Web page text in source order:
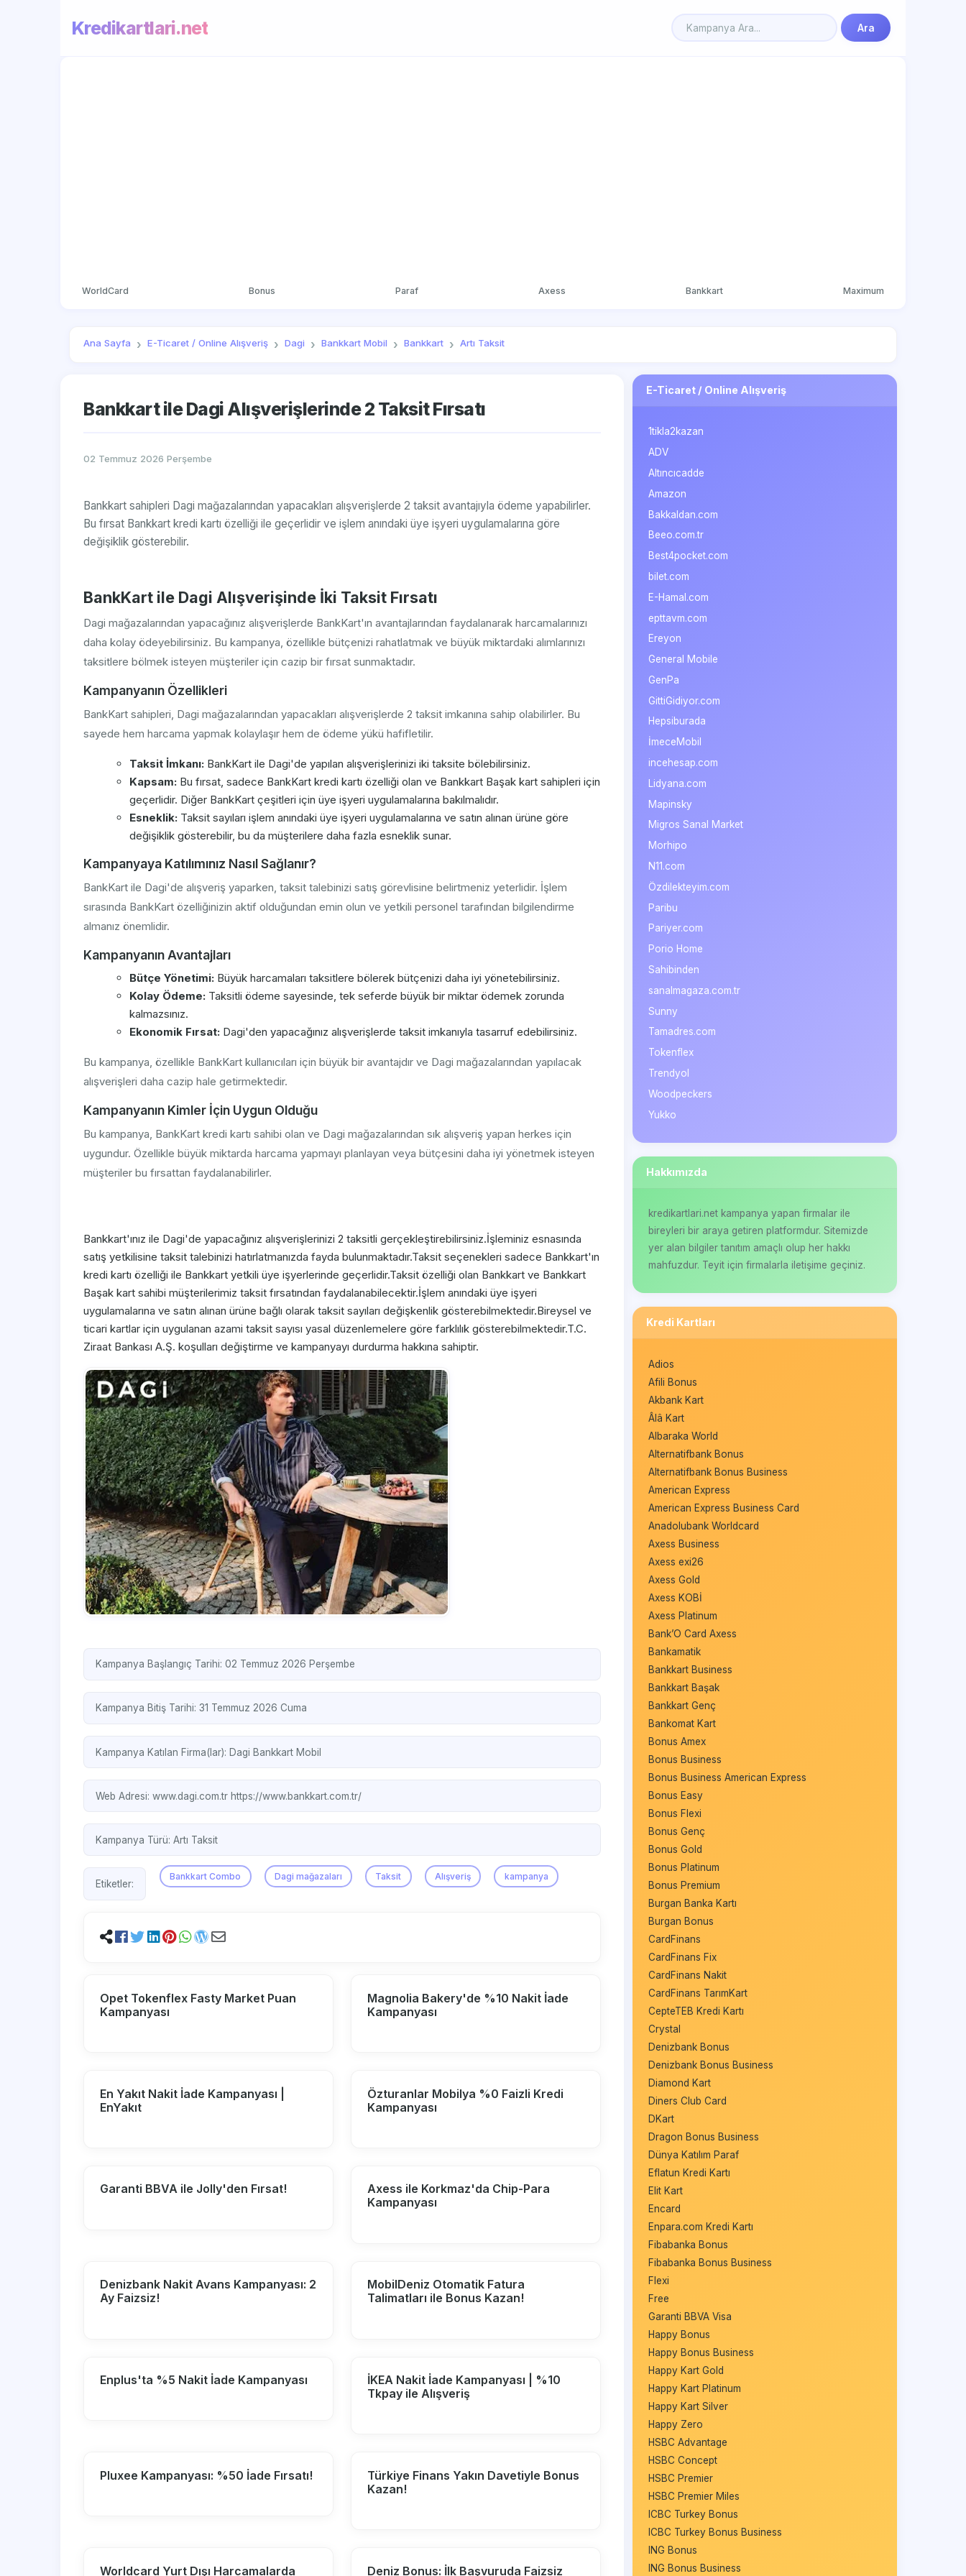
Kredikartlari.net Ara
WorldCard Bonus Paraf Axess Bankkart Maximum
Ana Sayfa E-Ticaret / Online Alışveriş Dagi Bankkart Mobil Bankkart Artı Taksit
Bankkart ile Dagi Alışverişlerinde 2 Taksit Fırsatı
02 Temmuz 2026 Perşembe
Bankkart sahipleri Dagi mağazalarından yapacakları alışverişlerde 2 taksit avantajıyla ödeme yapabilirler.
Bu fırsat Bankkart kredi kartı özelliği ile geçerlidir ve işlem anındaki üye işyeri uygulamalarına göre
değişiklik gösterebilir.
BankKart ile Dagi Alışverişinde İki Taksit Fırsatı
Dagi mağazalarından yapacağınız alışverişlerde BankKart'ın avantajlarından faydalanarak harcamalarınızı
daha kolay ödeyebilirsiniz. Bu kampanya, özellikle bütçenizi rahatlatmak ve büyük miktardaki alımlarınızı
taksitlere bölmek isteyen müşteriler için cazip bir fırsat sunmaktadır.
Kampanyanın Özellikleri
BankKart sahipleri, Dagi mağazalarından yapacakları alışverişlerde 2 taksit imkanına sahip olabilirler. Bu
sayede hem harcama yapmak kolaylaşır hem de ödeme yükü hafifletilir.
Taksit İmkanı: BankKart ile Dagi'de yapılan alışverişlerinizi iki taksite bölebilirsiniz.
Kapsam: Bu fırsat, sadece BankKart kredi kartı özelliği olan ve Bankkart Başak kart sahipleri için
geçerlidir. Diğer BankKart çeşitleri için üye işyeri uygulamalarına bakılmalıdır.
Esneklik: Taksit sayıları işlem anındaki üye işyeri uygulamalarına ve satın alınan ürüne göre
değişiklik gösterebilir, bu da müşterilere daha fazla esneklik sunar.
Kampanyaya Katılımınız Nasıl Sağlanır?
BankKart ile Dagi'de alışveriş yaparken, taksit talebinizi satış görevlisine belirtmeniz yeterlidir. İşlem
sırasında BankKart özelliğinizin aktif olduğundan emin olun ve yetkili personel tarafından bilgilendirme
almanız önemlidir.
Kampanyanın Avantajları
Bütçe Yönetimi: Büyük harcamaları taksitlere bölerek bütçenizi daha iyi yönetebilirsiniz.
Kolay Ödeme: Taksitli ödeme sayesinde, tek seferde büyük bir miktar ödemek zorunda
kalmazsınız.
Ekonomik Fırsat: Dagi'den yapacağınız alışverişlerde taksit imkanıyla tasarruf edebilirsiniz.
Bu kampanya, özellikle BankKart kullanıcıları için büyük bir avantajdır ve Dagi mağazalarından yapılacak
alışverişleri daha cazip hale getirmektedir.
Kampanyanın Kimler İçin Uygun Olduğu
Bu kampanya, BankKart kredi kartı sahibi olan ve Dagi mağazalarından sık alışveriş yapan herkes için
uygundur. Özellikle büyük miktarda harcama yapmayı planlayan veya bütçesini daha iyi yönetmek isteyen
müşteriler bu fırsattan faydalanabilirler.
Bankkart'ınız ile Dagi'de yapacağınız alışverişlerinizi 2 taksitli gerçekleştirebilirsiniz.İşleminiz esnasında
satış yetkilisine taksit talebinizi hatırlatmanızda fayda bulunmaktadır.Taksit seçenekleri sadece Bankkart'ın
kredi kartı özelliği ile Bankkart yetkili üye işyerlerinde geçerlidir.Taksit özelliği olan Bankkart ve Bankkart
Başak kart sahibi müşterilerimiz taksit fırsatından faydalanabilecektir.İşlem anındaki üye işyeri
uygulamalarına ve satın alınan ürüne bağlı olarak taksit sayıları değişkenlik gösterebilmektedir.Bireysel ve
ticari kartlar için uygulanan azami taksit sayısı yasal düzenlemelere göre farklılık gösterebilmektedir.T.C.
Ziraat Bankası A.Ş. koşulları değiştirme ve kampanyayı durdurma hakkına sahiptir.
Kampanya Başlangıç Tarihi: 02 Temmuz 2026 Perşembe
Kampanya Bitiş Tarihi: 31 Temmuz 2026 Cuma
Kampanya Katılan Firma(lar): Dagi Bankkart Mobil
Web Adresi: www.dagi.com.tr https://www.bankkart.com.tr/
Kampanya Türü: Artı Taksit
Etiketler:
Bankkart Combo Dagi mağazaları Taksit Alışveriş kampanya
Opet Tokenflex Fasty Market Puan
Kampanyası
Magnolia Bakery'de %10 Nakit İade
Kampanyası
En Yakıt Nakit İade Kampanyası |
EnYakıt
Özturanlar Mobilya %0 Faizli Kredi
Kampanyası
Garanti BBVA ile Jolly'den Fırsat!
Axess ile Korkmaz'da Chip-Para
Kampanyası
Denizbank Nakit Avans Kampanyası: 2
Ay Faizsiz!
MobilDeniz Otomatik Fatura
Talimatları ile Bonus Kazan!
Enplus'ta %5 Nakit İade Kampanyası
İKEA Nakit İade Kampanyası | %10
Tkpay ile Alışveriş
Pluxee Kampanyası: %50 İade Fırsatı!
Türkiye Finans Yakın Davetiyle Bonus
Kazan!
Worldcard Yurt Dışı Harcamalarda Deniz Bonus: İlk Başvuruda Faizsiz
E-Ticaret / Online Alışveriş
1tikla2kazan
ADV
Altıncıcadde
Amazon
Bakkaldan.com
Beeo.com.tr
Best4pocket.com
bilet.com
E-Hamal.com
epttavm.com
Ereyon
General Mobile
GenPa
GittiGidiyor.com
Hepsiburada
İmeceMobil
incehesap.com
Lidyana.com
Mapinsky
Migros Sanal Market
Morhipo
N11.com
Özdilekteyim.com
Paribu
Pariyer.com
Porio Home
Sahibinden
sanalmagaza.com.tr
Sunny
Tamadres.com
Tokenflex
Trendyol
Woodpeckers
Yukko
Hakkımızda
kredikartlari.net kampanya yapan firmalar ile
bireyleri bir araya getiren platformdur. Sitemizde
yer alan bilgiler tanıtım amaçlı olup her hakkı
mahfuzdur. Teyit için firmalarla iletişime geçiniz.
Kredi Kartları
Adios
Afili Bonus
Akbank Kart
Âlâ Kart
Albaraka World
Alternatifbank Bonus
Alternatifbank Bonus Business
American Express
American Express Business Card
Anadolubank Worldcard
Axess Business
Axess exi26
Axess Gold
Axess KOBİ
Axess Platinum
Bank’O Card Axess
Bankamatik
Bankkart Business
Bankkart Başak
Bankkart Genç
Bankomat Kart
Bonus Amex
Bonus Business
Bonus Business American Express
Bonus Easy
Bonus Flexi
Bonus Genç
Bonus Gold
Bonus Platinum
Bonus Premium
Burgan Banka Kartı
Burgan Bonus
CardFinans
CardFinans Fix
CardFinans Nakit
CardFinans TarımKart
CepteTEB Kredi Kartı
Crystal
Denizbank Bonus
Denizbank Bonus Business
Diamond Kart
Diners Club Card
DKart
Dragon Bonus Business
Dünya Katılım Paraf
Eflatun Kredi Kartı
Elit Kart
Encard
Enpara.com Kredi Kartı
Fibabanka Bonus
Fibabanka Bonus Business
Flexi
Free
Garanti BBVA Visa
Happy Bonus
Happy Bonus Business
Happy Kart Gold
Happy Kart Platinum
Happy Kart Silver
Happy Zero
HSBC Advantage
HSBC Concept
HSBC Premier
HSBC Premier Miles
ICBC Turkey Bonus
ICBC Turkey Bonus Business
ING Bonus
ING Bonus Business